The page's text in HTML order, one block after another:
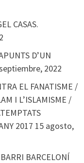
CASAS.
D’UN
2022
EL FANATISME /
I L’ISLAMISME /
2017 15 agosto,
BARCELONÍ